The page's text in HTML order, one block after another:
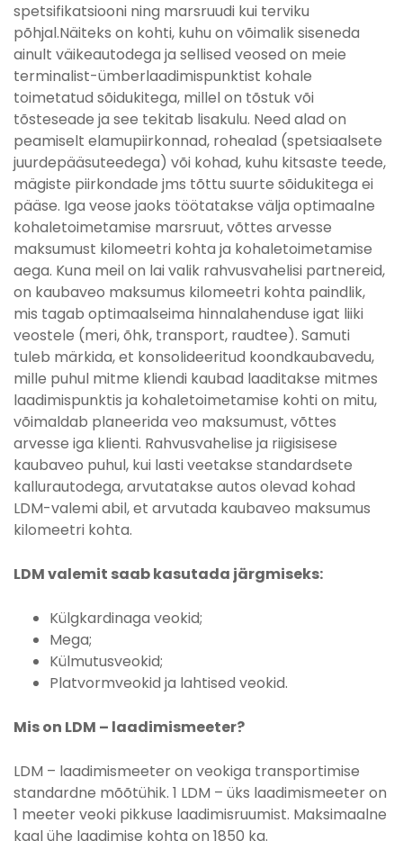
spetsifikatsiooni ning marsruudi kui terviku
põhjal.Näiteks on kohti, kuhu on võimalik siseneda
ainult väikeautodega ja sellised veosed on meie
terminalist-ümberlaadimispunktist kohale
toimetatud sõidukitega, millel on tõstuk või
tõsteseade ja see tekitab lisakulu. Need alad on
peamiselt elamupiirkonnad, rohealad (spetsiaalsete
juurdepääsuteedega) või kohad, kuhu kitsaste teede,
mägiste piirkondade jms tõttu suurte sõidukitega ei
pääse. Iga veose jaoks töötatakse välja optimaalne
kohaletoimetamise marsruut, võttes arvesse
maksumust kilomeetri kohta ja kohaletoimetamise
aega. Kuna meil on lai valik rahvusvahelisi partnereid,
on kaubaveo maksumus kilomeetri kohta paindlik,
mis tagab optimaalseima hinnalahenduse igat liiki
veostele (meri, õhk, transport, raudtee). Samuti
tuleb märkida, et konsolideeritud koondkaubavedu,
mille puhul mitme kliendi kaubad laaditakse mitmes
laadimispunktis ja kohaletoimetamise kohti on mitu,
võimaldab planeerida veo maksumust, võttes
arvesse iga klienti. Rahvusvahelise ja riigisisese
kaubaveo puhul, kui lasti veetakse standardsete
kallurautodega, arvutatakse autos olevad kohad
LDM-valemi abil, et arvutada kaubaveo maksumus
kilomeetri kohta.
LDM valemit saab kasutada järgmiseks:
Külgkardinaga veokid;
Mega;
Külmutusveokid;
Platvormveokid ja lahtised veokid.
Mis on LDM – laadimismeeter?
LDM – laadimismeeter on veokiga transportimise
standardne mõõtühik. 1 LDM – üks laadimismeeter on
1 meeter veoki pikkuse laadimisruumist. Maksimaalne
kaal ühe laadimise kohta on 1850 kg.